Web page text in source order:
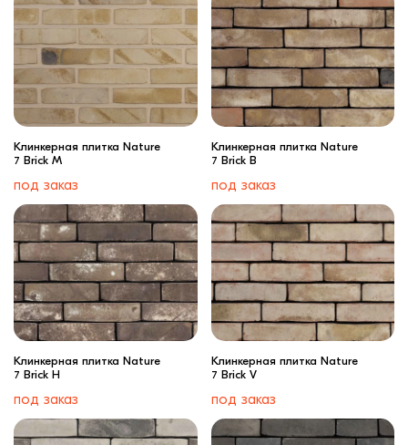
Клинкерная плитка Nature
7 Brick M
под заказ
Клинкерная плитка Nature
7 Brick B
под заказ
Клинкерная плитка Nature
7 Brick H
под заказ
Клинкерная плитка Nature
7 Brick V
под заказ